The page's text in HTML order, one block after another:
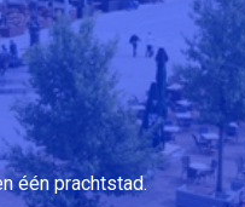
één prachtstad.